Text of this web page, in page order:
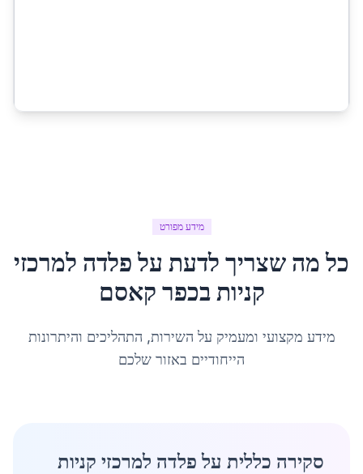
מידע מפורט
כל מה שצריך לדעת עלפלדה למרכזי
קניות בכפר קאסם
מידע מקצועי ומעמיק על השירות, התהליכים והיתרונות
הייחודיים באזור שלכם
סקירה כללית על פלדה למרכזי קניות